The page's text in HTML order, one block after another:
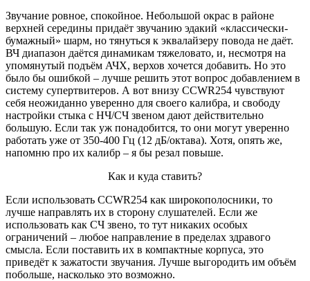
Звучание ровное, спокойное. Небольшой окрас в районе
верхней середины придаёт звучанию эдакий «классически-
бумажный» шарм, но тянуться к эквалайзеру повода не даёт.
ВЧ диапазон даётся динамикам тяжеловато, и, несмотря на
упомянутый подъём АЧХ, верхов хочется добавить. Но это
было бы ошибкой – лучше решить этот вопрос добавлением в
систему супертвитеров. А вот внизу CCWR254 чувствуют
себя неожиданно уверенно для своего калибра, и свободу
настройки стыка с НЧ/СЧ звеном дают действительно
большую. Если так уж понадобится, то они могут уверенно
работать уже от 350-400 Гц (12 дБ/октава). Хотя, опять же,
напомню про их калибр – я бы резал повыше.
Как и куда ставить?
Если использовать CCWR254 как широкополосники, то
лучше направлять их в сторону слушателей. Если же
использовать как СЧ звено, то тут никаких особых
ограничений – любое направление в пределах здравого
смысла. Если поставить их в компактные корпуса, это
приведёт к зажатости звучания. Лучше выгородить им объём
побольше, насколько это возможно.